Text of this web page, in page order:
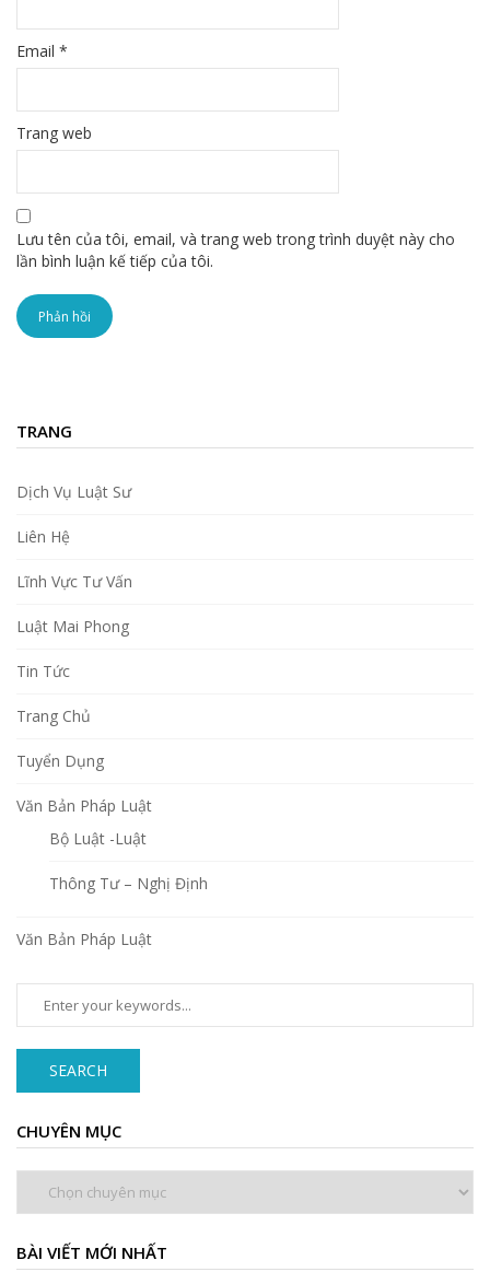
Email *
Trang web
Lưu tên của tôi, email, và trang web trong trình duyệt này cho
lần bình luận kế tiếp của tôi.
TRANG
Dịch Vụ Luật Sư
Liên Hệ
Lĩnh Vực Tư Vấn
Luật Mai Phong
Tin Tức
Trang Chủ
Tuyển Dụng
Văn Bản Pháp Luật
Bộ Luật -Luật
Thông Tư – Nghị Định
Văn Bản Pháp Luật
SEARCH
CHUYÊN MỤC
BÀI VIẾT MỚI NHẤT